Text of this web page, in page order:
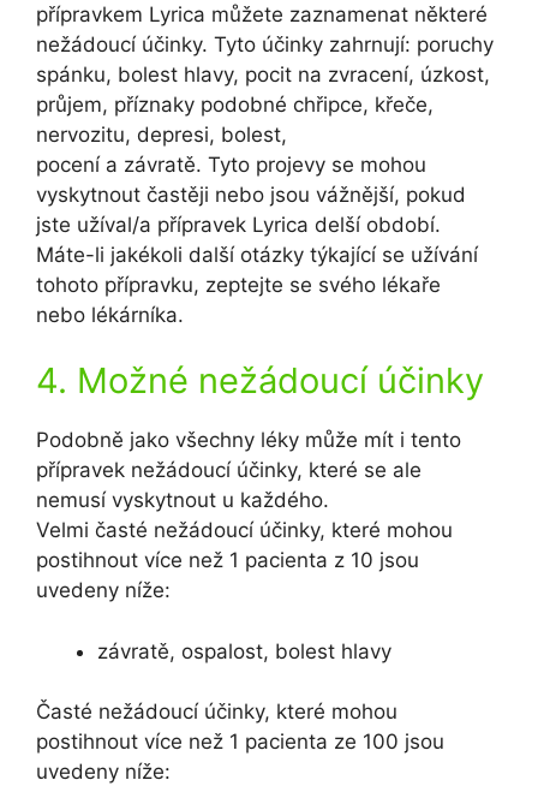
přípravkem Lyrica můžete zaznamenat některé
nežádoucí účinky. Tyto účinky zahrnují: poruchy
spánku, bolest hlavy, pocit na zvracení, úzkost,
průjem, příznaky podobné chřipce, křeče,
nervozitu, depresi, bolest,
pocení a závratě. Tyto projevy se mohou
vyskytnout častěji nebo jsou vážnější, pokud
jste užíval/a přípravek Lyrica delší období.
Máte-li jakékoli další otázky týkající se užívání
tohoto přípravku, zeptejte se svého lékaře
nebo lékárníka.
4. Možné nežádoucí účinky
Podobně jako všechny léky může mít i tento
přípravek nežádoucí účinky, které se ale
nemusí vyskytnout u každého.
Velmi časté nežádoucí účinky, které mohou
postihnout více než 1 pacienta z 10 jsou
uvedeny níže:
závratě, ospalost, bolest hlavy
Časté nežádoucí účinky, které mohou
postihnout více než 1 pacienta ze 100 jsou
uvedeny níže: